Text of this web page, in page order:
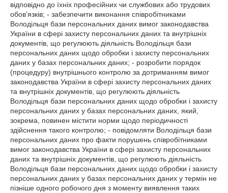
відповідно до їхніх професійних чи службових або трудових
обов’язків; - забезпечити виконання співробітниками
Володільця бази персональних даних вимог законодавства
України в сфері захисту персональних даних та внутрішніх
документів, що регулюють діяльність Володільця бази
персональних даних щодо обробки і захисту персональних
даних у базах персональних даних; - розробити порядок
(процедуру) внутрішнього контролю за дотриманням вимог
законодавства України в сфері захисту персональних даних
та внутрішніх документів, що регулюють діяльність
Володільця бази персональних даних щодо обробки і захисту
персональних даних у базах персональних даних, який,
зокрема, повинен містити норми щодо періодичності
здійснення такого контролю; - повідомляти Володільця бази
персональних даних про факти порушень співробітниками
вимог законодавства України в сфері захисту персональних
даних та внутрішніх документів, що регулюють діяльність
Володільця бази персональних даних щодо обробки і захисту
персональних даних у базах персональних даних у термін не
пізніше одного робочого дня з моменту виявлення таких